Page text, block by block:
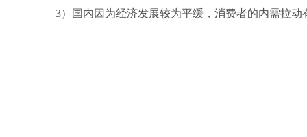
3）国内因为经济发展较为平缓，消费者的内需拉动